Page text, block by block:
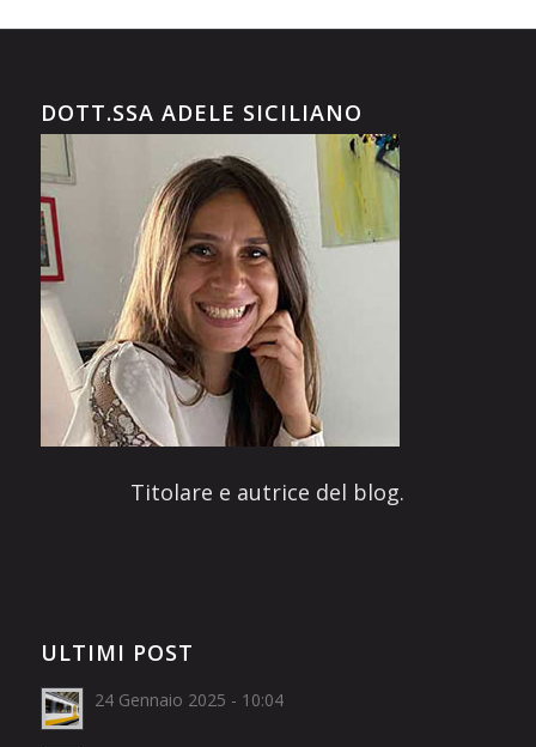
DOTT.SSA ADELE SICILIANO
Titolare e autrice del blog.
ULTIMI POST
24 Gennaio 2025 - 10:04